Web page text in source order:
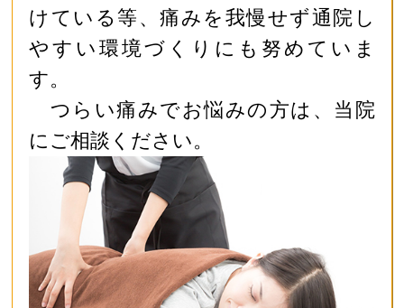
けている等、痛みを我慢せず通院し
やすい環境づくりにも努めていま
す。
つらい痛みでお悩みの方は、当院
にご相談ください。